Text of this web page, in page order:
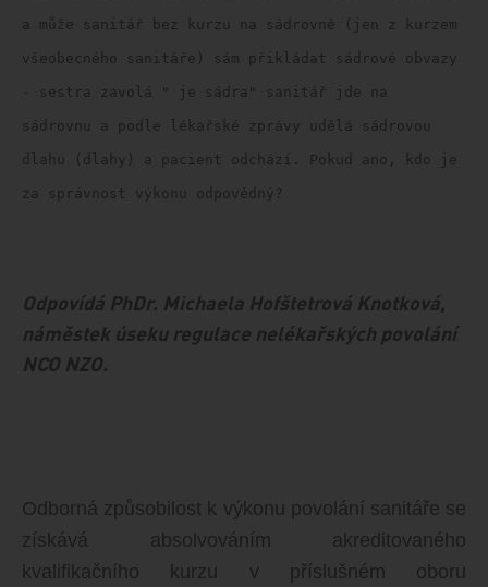
a může sanitář bez kurzu na sádrovně (jen z kurzem
všeobecného sanitáře) sám přikládat sádrové obvazy
- sestra zavolá " je sádra" sanitář jde na
sádrovnu a podle lékařské zprávy udělá sádrovou
dlahu (dlahy) a pacient odchází. Pokud ano, kdo je
za správnost výkonu odpovědný?
Odpovídá PhDr. Michaela Hofštetrová Knotková,
náměstek úseku regulace nelékařských povolání
NCO NZO.
Odborná způsobilost k výkonu povolání sanitáře se
získává absolvováním akreditovaného
kvalifikačního kurzu v příslušném oboru